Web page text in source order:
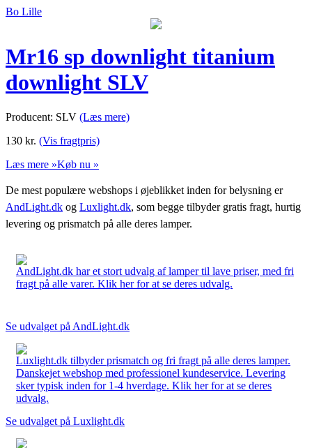
Bo Lille
Mr16 sp downlight titanium
downlight SLV
Producent: SLV (Læs mere)
130 kr. (Vis fragtpris)
Læs mere »Køb nu »
De mest populære webshops i øjeblikket inden for belysning er
AndLight.dk og Luxlight.dk, som begge tilbyder gratis fragt, hurtig
levering og prismatch på alle deres lamper.
AndLight.dk har et stort udvalg af lamper til lave priser, med fri
fragt på alle varer. Klik her for at se deres udvalg.
Se udvalget på AndLight.dk
Luxlight.dk tilbyder prismatch og fri fragt på alle deres lamper.
Danskejet webshop med professionel kundeservice. Levering
sker typisk inden for 1-4 hverdage. Klik her for at se deres
udvalg.
Se udvalget på Luxlight.dk